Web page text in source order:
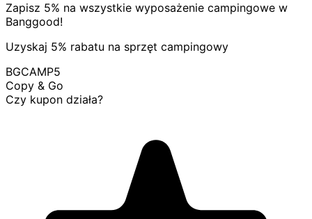
Zapisz 5% na wszystkie wyposażenie campingowe w
Banggood!
Uzyskaj 5% rabatu na sprzęt campingowy
BGCAMP5
Copy & Go
Czy kupon działa?